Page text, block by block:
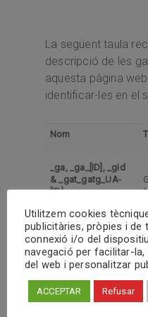
La següent taula
descripció de les
aquesta pàgina
identificar-les en el
Nom
_ga, _ga_[ID], _gid
& _gat_gatg_UA-
[ID]
Utilitzem cookies
publicitàries, pròpies i de
connexió i/o del
navegació per facilitar-
del web i personalitzar
ACCEPTAR Refusar